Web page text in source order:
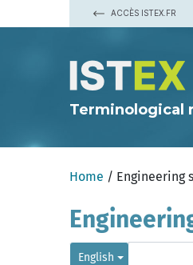
ACCÈS ISTEX.FR
Terminological
Home / Engineering
English